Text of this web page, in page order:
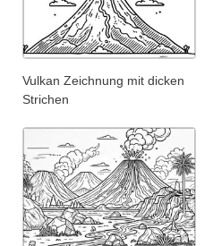
Vulkan Zeichnung mit dicken
Strichen